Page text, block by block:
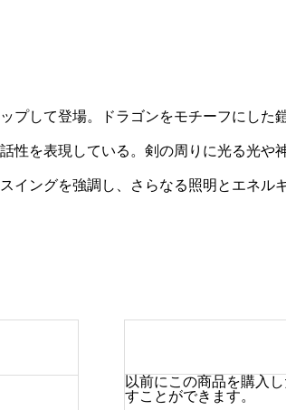
して登場。ドラゴンをモチーフにし
性を表現している。剣の周りに光る光
ングを強調し、さらなる照明とエネル
以前にこの商品を購入
すことができます。